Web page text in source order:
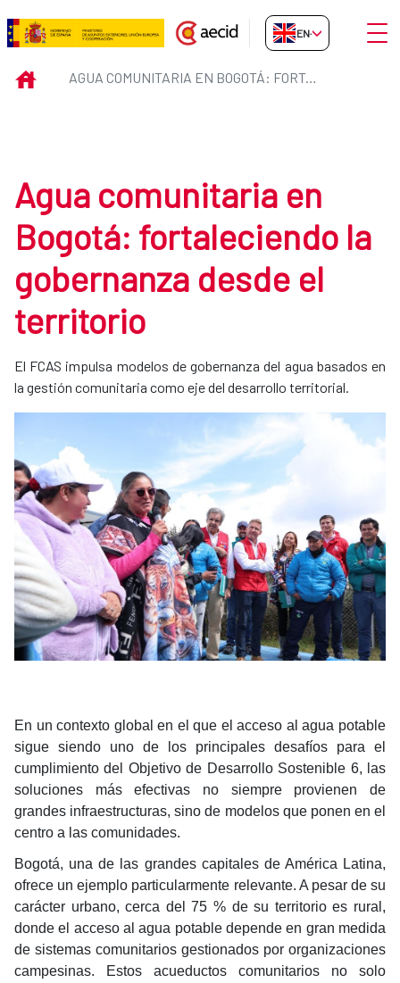
Skip to Main Content
Agua comunitaria en Bogotá:
EN-GB
INICIO AGUA COMUNITARIA EN BOGOTÁ: FORTALECIENDO LA GOBERNANZA DESDE EL TERRITORIO
Agua comunitaria en
Bogotá: fortaleciendo la
gobernanza desde el
territorio
El FCAS impulsa modelos de gobernanza del agua basados en
la gestión comunitaria como eje del desarrollo territorial.
En un contexto global en el que el acceso al agua potable
sigue siendo uno de los principales desafíos para el
cumplimiento del Objetivo de Desarrollo Sostenible 6, las
soluciones más efectivas no siempre provienen de
grandes infraestructuras, sino de modelos que ponen en el
centro a las comunidades.
Bogotá, una de las grandes capitales de América Latina,
ofrece un ejemplo particularmente relevante. A pesar de su
carácter urbano, cerca del 75 % de su territorio es rural,
donde el acceso al agua potable depende en gran medida
de sistemas comunitarios gestionados por organizaciones
campesinas. Estos acueductos comunitarios no solo